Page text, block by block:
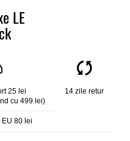
LE
25 lei
cu 499 lei)
80 lei
14 zile retur